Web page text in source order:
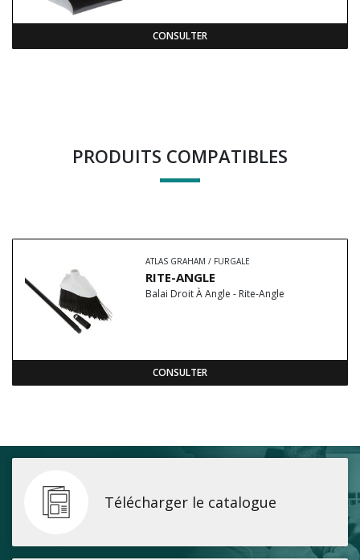
CONSULTER
PRODUITS COMPATIBLES
ATLAS GRAHAM / FURGALE
RITE-ANGLE
Balai Droit À Angle - Rite-Angle
CONSULTER
Télécharger le catalogue